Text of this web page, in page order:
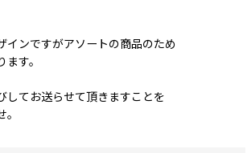
インですがアソートの商品のため
す。
してお送らせて頂きますことを